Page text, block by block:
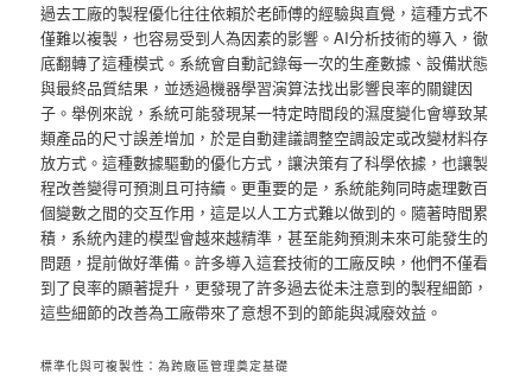
過去工廠的製程優化往往依賴於老師傅的經驗與直覺，這種方式不
僅難以複製，也容易受到人為因素的影響。AI分析技術的導入，徹
底翻轉了這種模式。系統會自動記錄每一次的生產數據、設備狀態
與最終品質結果，並透過機器學習演算法找出影響良率的關鍵因
子。舉例來說，系統可能發現某一特定時間段的濕度變化會導致某
類產品的尺寸誤差增加，於是自動建議調整空調設定或改變材料存
放方式。這種數據驅動的優化方式，讓決策有了科學依據，也讓製
程改善變得可預測且可持續。更重要的是，系統能夠同時處理數百
個變數之間的交互作用，這是以人工方式難以做到的。隨著時間累
積，系統內建的模型會越來越精準，甚至能夠預測未來可能發生的
問題，提前做好準備。許多導入這套技術的工廠反映，他們不僅看
到了良率的顯著提升，更發現了許多過去從未注意到的製程細節，
這些細節的改善為工廠帶來了意想不到的節能與減廢效益。
標準化與可複製性：為跨廠區管理奠定基礎